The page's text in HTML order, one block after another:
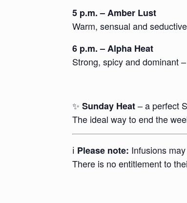
5 p.m. – Amber Lust
Warm, sensual and
6 p.m. – Alpha Heat
Strong, spicy and dominant
✨ Sunday Heat– a perfect
The ideal way to end the
ℹ️ Please note: Infusions
There is no entitlement to